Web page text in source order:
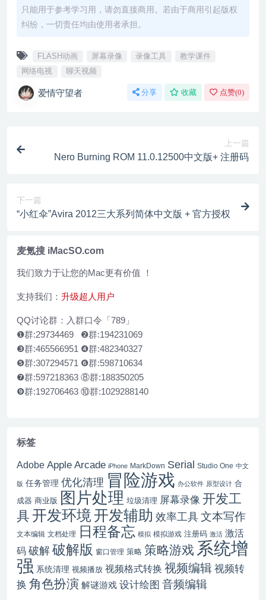
只能用于参考学习用，请勿直接商用。若由于商用引起版权
纠纷，一切责任均由使用者承担。
FLASH动画 屏幕录像 录像工具
教学课件
网络电视
聊天视频
爱情守望者 分享 收藏 点赞(0)
上一篇
Nero Burning ROM 11.0.12500中文版+ 注册码
下一篇
“小红伞”Avira 2012三大系列简体中文版 + 官方授权
麦氪搜 iMacSO.com
我们致力于让您的Mac更有价值 ！
支持我们： 升级超人用户
QQ讨论群：入群口令「789」
❶群:29734469 ❷群:194231069
❸群:465566951 ❹群:482340327
❺群:307294571 ❻群:598710634
❼群:597218363 ⑧群:188350205
❾群:192706463 ⑩群:1029288140
标签
Adobe Apple Arcade iPhone MarkDown Serial Studio One 中文
版 任务管理 优化清理 冒险游戏 办公软件 原型设计 合
成器 商业版 图片处理 垃圾清理 屏幕录像 开发工
具 开发环境开发辅助 效率工具 文本写作
文本编辑 文档处理 日程备忘 模拟 模拟游戏 注册码 激活 激活
码 破解破解版 窗口管理 策略 策略游戏 系统增
强 系统清理 视频播放 视频格式转换 视频编辑 视频转
换 角色扮演 解谜游戏 设计绘图 音频编辑